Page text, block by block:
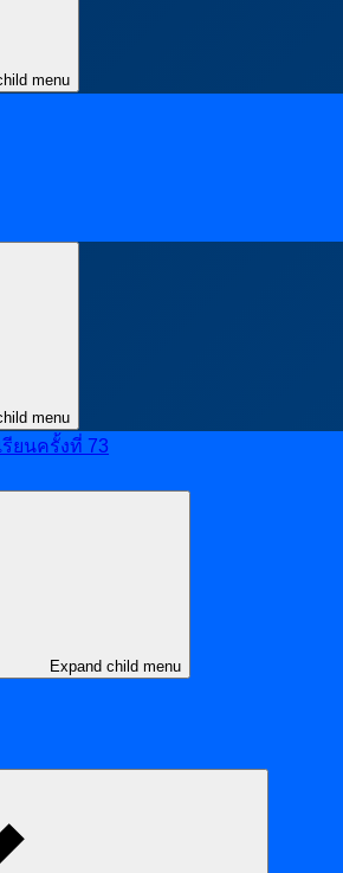
menu
menu
ยนครั้งที่ 73
Expand child menu